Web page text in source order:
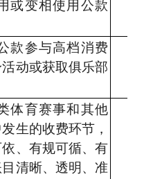
或变相使用公款
款参与高档消费
动或获取俱乐部
体育赛事和其他
生的收费环节 ，
、 有规可循、有
目清晰、 透明 、 准